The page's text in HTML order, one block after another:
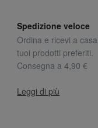
Spedizione veloce
Ordina e ricevi a
tuoi prodotti preferiti.
Consegna a 4,90 €
Leggi di più